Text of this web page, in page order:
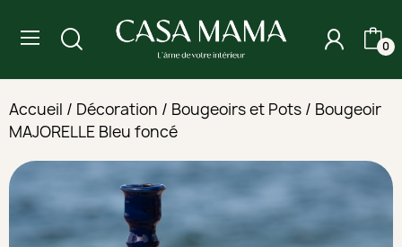
0
Accueil Décoration Bougeoirs et Pots
Bougeoir
MAJORELLE Bleu foncé